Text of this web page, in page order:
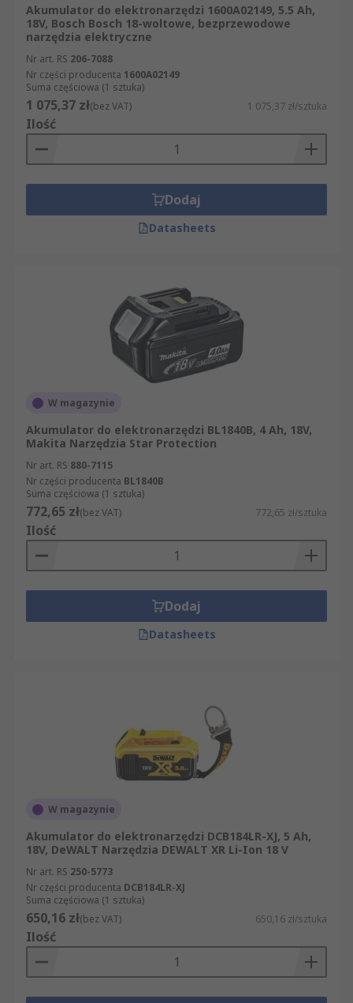
Akumulator do elektronarzędzi 1600A02149, 5.5 Ah,
18V, Bosch Bosch 18-woltowe, bezprzewodowe
narzędzia elektryczne
Nr art. RS 206-7088
Nr części producenta 1600A02149
Suma częściowa (1 sztuka)
1 075,37 zł(bez VAT) 1 075,37 zł/sztuka
Ilość
Dodaj
Datasheets
W magazynie
Akumulator do elektronarzędzi BL1840B, 4 Ah, 18V,
Makita Narzędzia Star Protection
Nr art. RS 880-7115
Nr części producenta BL1840B
Suma częściowa (1 sztuka)
772,65 zł(bez VAT) 772,65 zł/sztuka
Ilość
Dodaj
Datasheets
W magazynie
Akumulator do elektronarzędzi DCB184LR-XJ, 5 Ah,
18V, DeWALT Narzędzia DEWALT XR Li-Ion 18 V
Nr art. RS 250-5773
Nr części producenta DCB184LR-XJ
Suma częściowa (1 sztuka)
650,16 zł(bez VAT) 650,16 zł/sztuka
Ilość